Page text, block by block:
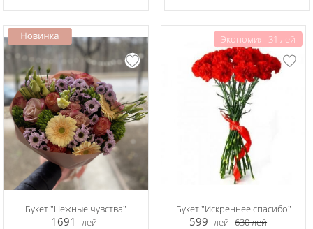
Букет "Нежные чувства"
1691 лей
Экономия: 31 лей
Букет "Искреннее спасибо"
599 лей 630лей